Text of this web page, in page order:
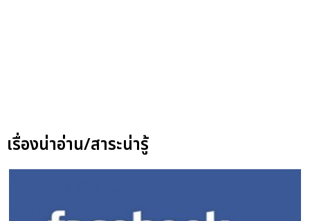
เรื่องน่าอ่าน/สาระน่ารู้